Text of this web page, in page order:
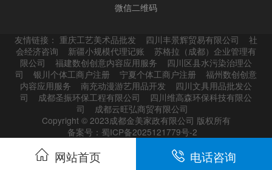
微信二维码
友情链接：重庆工艺美术品批发 四川丰景辉贸易有限公司
社
会经济咨询
新疆小规模代理记账
苏格拉（成都）企业管理有
限公司
福建数创创意内容应用服务
四川区县水污染治理公
司
银川个体工商户注册 宁夏个体工商户注册
福州数创创意
内容应用服务
南充动漫游艺用品开发
四川文具用品批发公
司
成都圣振环保工程有限公司
四川维高森环保科技有限公
司
成都云旺弘商贸有限公司
Copyright © 2023成都金美家政有限公司 版权所有
备案号：蜀ICP备2025121779号-2
网站首页 电话咨询